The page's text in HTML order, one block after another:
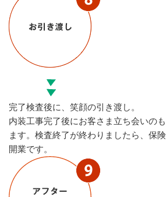
完了検査後に、笑顔の引き渡し。
内装工事完了後にお客さま立ち会いの
ます。検査終了が終わりましたら、保
開業です。